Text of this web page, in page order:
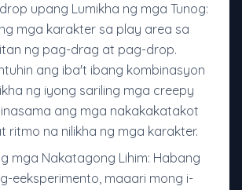
upang Lumikha ng mga Tunog:
mga karakter sa play area sa
ng pag-drag at pag-drop.
ang iba't ibang kombinasyon
ng iyong sariling mga creepy
ang mga nakakakatakot
ritmo na nilikha ng mga karakter.
mga Nakatagong Lihim: Habang
eeksperimento, maaari mong i-